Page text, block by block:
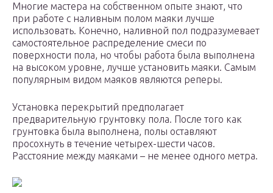
Многие мастера на собственном опыте знают, что
при работе с наливным полом маяки лучше
использовать. Конечно, наливной пол подразумевает
самостоятельное распределение смеси по
поверхности пола, но чтобы работа была выполнена
на высоком уровне, лучше установить маяки. Самым
популярным видом маяков являются реперы.
Установка перекрытий предполагает
предварительную грунтовку пола. После того как
грунтовка была выполнена, полы оставляют
просохнуть в течение четырех-шести часов.
Расстояние между маяками – не менее одного метра.